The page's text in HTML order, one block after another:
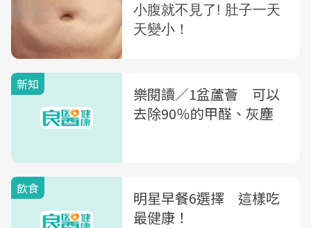
新知
樂閱讀／1盆蘆薈 可以
去除90％的甲醛、灰塵
飲食
明星早餐6選擇 這樣吃
最健康！